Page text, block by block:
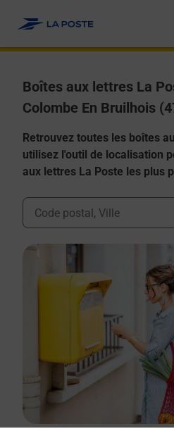
Boîtes aux lettres La
Colombe En Bruilhois
Retrouvez toutes les boîtes
utilisez l'outil de localisation
aux lettres La Poste les plus
Ville, Département, Code Postal